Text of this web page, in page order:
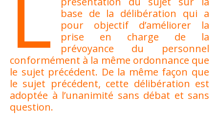
base de la délibération qui a
pour objectif d’améliorer la
prise en charge de la
prévoyance du personnel
conformément à la même ordonnance que
le sujet précédent. De la même façon que
le sujet précédent, cette délibération est
adoptée à l’unanimité sans débat et sans
question.